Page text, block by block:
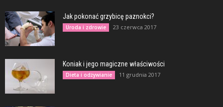
Jak pokonać grzybicę paznokci?
Uroda i zdrowie 23 czerwca 2017
Koniak i jego magiczne właściwości
Dieta i odżywianie 11 grudnia 2017